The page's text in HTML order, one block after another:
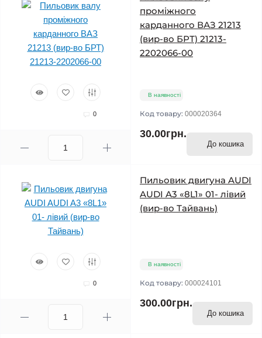
0
проміжного
карданного ВАЗ 21213
(вир-во БРТ) 21213-
2202066-00
В наявності
Код товару: 000020364
30.00грн.
До кошика
0
Пильовик двигуна AUDI
AUDI A3 «8L1» 01- лівий
(вир-во Тайвань)
В наявності
Код товару: 000024101
300.00грн.
До кошика